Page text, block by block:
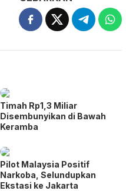
Timah Rp1,3 Miliar
Disembunyikan di Bawah
Keramba
Pilot Malaysia Positif
Narkoba, Selundupkan
Ekstasi ke Jakarta